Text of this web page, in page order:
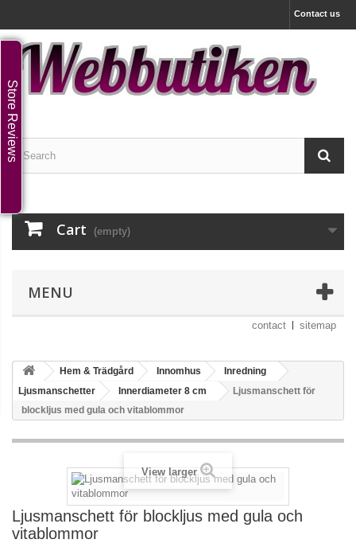
Contact us
Cart (empty)
MENU
contact sitemap
Hem & Trädgård Innomhus
Inredning
Ljusmanschetter
Innerdiameter 8 cm
Ljusmanschett för
blockljus med gula och vitablommor
View larger
Ljusmanschett för blockljus med gula och
vitablommor
Store Reviews